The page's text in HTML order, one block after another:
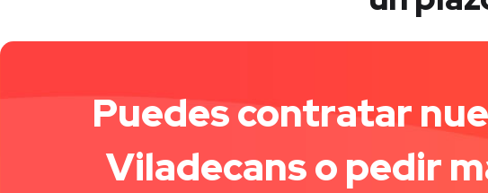
Puedes contratar
Viladecans o pedir